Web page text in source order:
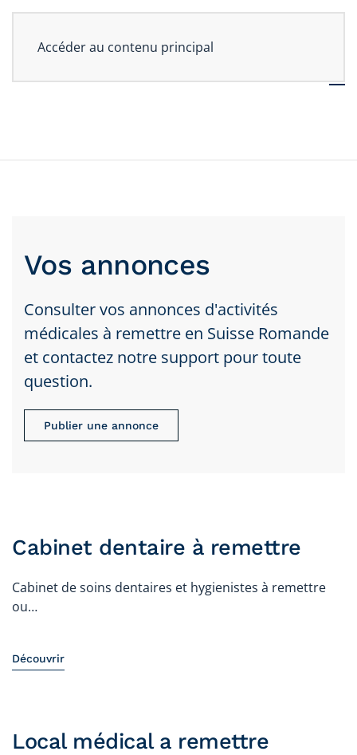
Accéder au contenu principal
Vos annonces
Consulter vos annonces d'activités
médicales à remettre en Suisse Romande
et contactez notre support pour toute
question.
Publier une annonce
Cabinet dentaire à remettre
Cabinet de soins dentaires et hygienistes à remettre
ou…
Découvrir
Local médical a remettre